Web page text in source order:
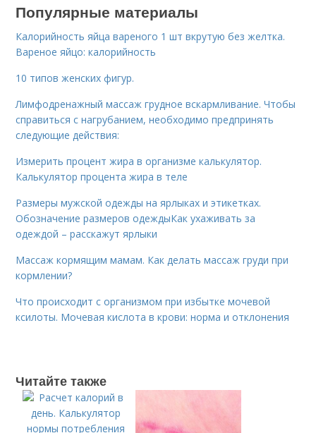
Популярные материалы
Калорийность яйца вареного 1 шт вкрутую без желтка.
Вареное яйцо: калорийность
10 типов женских фигур.
Лимфодренажный массаж грудное вскармливание. Чтобы
справиться с нагрубанием, необходимо предпринять
следующие действия:
Измерить процент жира в организме калькулятор.
Калькулятор процента жира в теле
Размеры мужской одежды на ярлыках и этикетках.
Обозначение размеров одеждыКак ухаживать за
одеждой – расскажут ярлыки
Массаж кормящим мамам. Как делать массаж груди при
кормлении?
Что происходит с организмом при избытке мочевой
ксилоты. Мочевая кислота в крови: норма и отклонения
Читайте также